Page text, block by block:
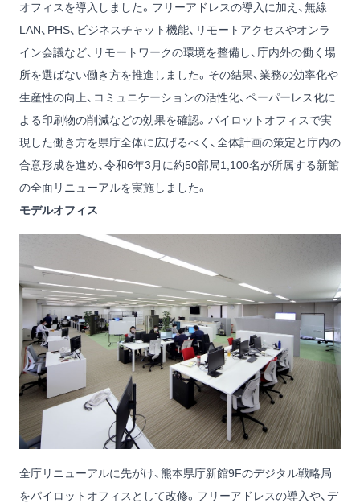
オフィスを導入しました。フリーアドレスの導入に加え、無線
LAN、PHS、ビジネスチャット機能、リモートアクセスやオンラ
イン会議など、リモートワークの環境を整備し、庁内外の働く場
所を選ばない働き方を推進しました。その結果、業務の効率化や
生産性の向上、コミュニケーションの活性化、ペーパーレス化に
よる印刷物の削減などの効果を確認。パイロットオフィスで実
現した働き方を県庁全体に広げるべく、全体計画の策定と庁内の
合意形成を進め、令和6年3月に約50部局1,100名が所属する新館
の全面リニューアルを実施しました。
モデルオフィス
全庁リニューアルに先がけ、熊本県庁新館9Fのデジタル戦略局
をパイロットオフィスとして改修。フリーアドレスの導入や、デ